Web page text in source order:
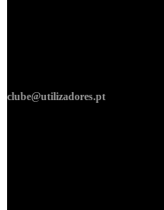
clube@utilizadores.pt